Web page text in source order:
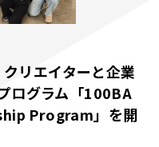
リエイターと企業
ログラム「100BA
Program」を開